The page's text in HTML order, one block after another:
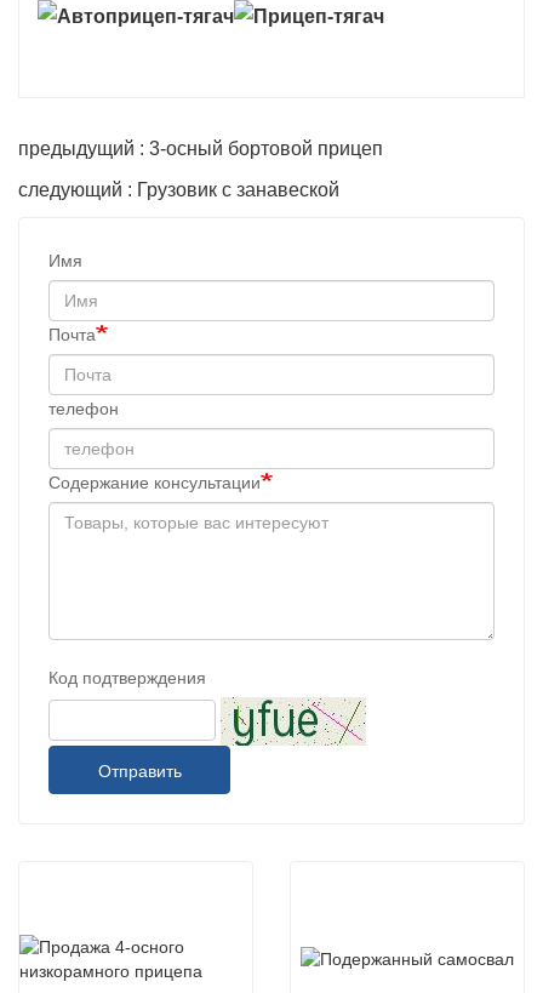
предыдущий : 3-осный бортовой прицеп
следующий : Грузовик с занавеской
Имя
Почта
телефон
Содержание консультации
Код подтверждения
Отправить